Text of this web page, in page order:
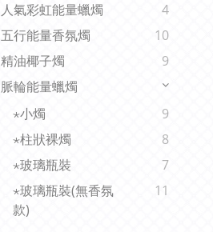
人氣彩虹能量蠟燭
4
五行能量香氛燭
10
精油椰子燭
9
脈輪能量蠟燭
⋆小燭
9
⋆柱狀裸燭
8
⋆玻璃瓶裝
7
⋆玻璃瓶裝(無香氛
款)
11